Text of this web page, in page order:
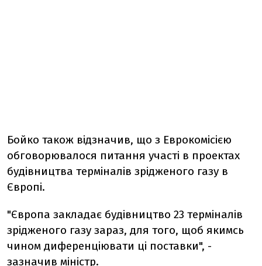
Бойко також відзначив, що з Еврокомісією
обговорювалося питання участі в проектах
будівництва терміналів зрідженого газу в
Європі.
"Європа закладає будівництво 23 терміналів
зрідженого газу зараз, для того, щоб якимсь
чином диференціювати ці поставки", -
зазначив міністр.